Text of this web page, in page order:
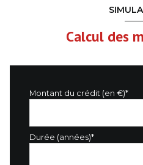
Calcul des
Montant du crédit (en €)*
Durée (années)*